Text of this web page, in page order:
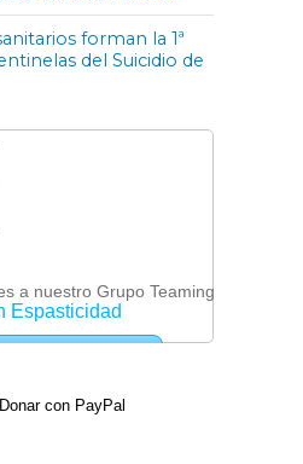
forman la 1ª
del Suicidio de